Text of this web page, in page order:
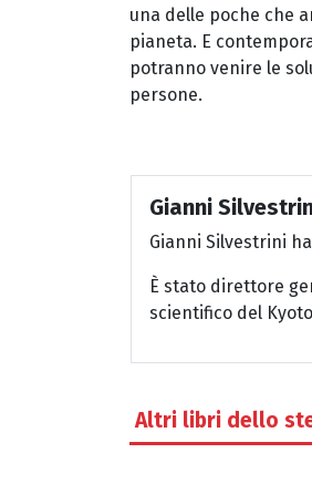
una delle poche che
pianeta. E
potranno venire le
persone.
Gianni
Gianni Silvestrini
È stato direttore
scientifico del
Altri libri dello